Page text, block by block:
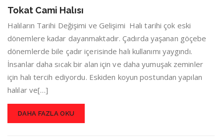
Tokat Cami Halısı
Halıların Tarihi Değişimi ve Gelişimi Halı tarihi çok eski
dönemlere kadar dayanmaktadır. Çadırda yaşanan göçebe
dönemlerde bile çadır içerisinde halı kullanımı yaygındı.
İnsanlar daha sıcak bir alan için ve daha yumuşak zeminler
için halı tercih ediyordu. Eskiden koyun postundan yapılan
halılar ve[…]
DAHA FAZLA OKU